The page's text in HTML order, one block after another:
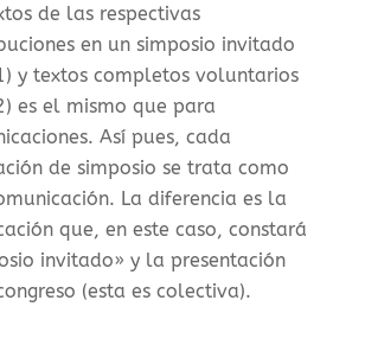
de las respectivas
en un simposio invitado
y textos completos voluntarios
es el mismo que para
Así pues, cada
de simposio se trata como
La diferencia es la
que, en este caso, constará
invitado» y la presentación
(esta es colectiva).